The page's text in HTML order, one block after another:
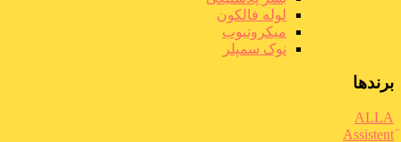
لوله فالکون
میکروتیوب
نوک سمپلر
برندها
ALLA